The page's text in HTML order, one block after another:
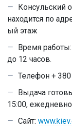
Консульский
находится по
ый этаж
Время
до 12 часов.
Телефон +
Выдача
15:00,
Сайт: